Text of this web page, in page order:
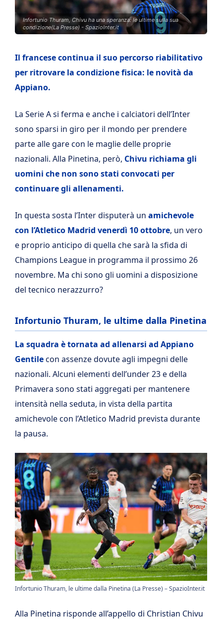
Infortunio Thuram, Chivu ha una speranza: le ultime sulla sua
condizione(La Presse) - SpazioInter.it
Il francese continua il suo percorso riabilitativo
per ritrovare la condizione fisica: le novità da
Appiano.
La Serie A si ferma e anche i calciatori dell’Inter
sono sparsi in giro per il mondo per prendere
parte alle gare con le maglie delle proprie
nazionali. Alla Pinetina, però, Chivu richiama gli
uomini che non sono stati convocati per
continuare gli allenamenti.
In questa sosta l’Inter disputerà un amichevole
con l’Atletico Madrid venerdì 10 ottobre, un vero
e proprio anticipo di quella che sarà la sfida di
Champions League in programma il prossimo 26
novembre. Ma chi sono gli uomini a disposizione
del tecnico nerazzurro?
Infortunio Thuram, le ultime dalla Pinetina
La squadra è tornata ad allenarsi ad Appiano
Gentilecon assenze dovute agli impegni delle
nazionali. Alcuni elementi dell’under 23 e della
Primavera sono stati aggregati per mantenere
intensità nella seduta, in vista della partita
amichevole con l’Atletico Madrid prevista durante
la pausa.
Infortunio Thuram, le ultime dalla Pinetina (La Presse) – SpazioInter.it
Alla Pinetina risponde all’appello di Christian Chivu